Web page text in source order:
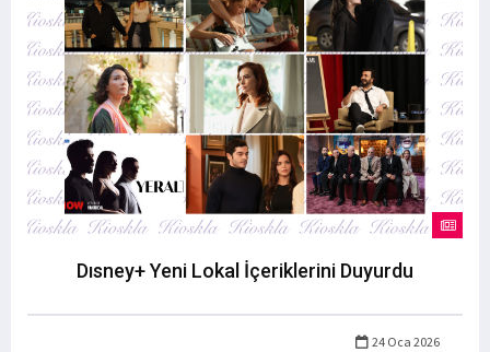
Dısney+ Yeni Lokal İçeriklerini Duyurdu
24 Oca 2026